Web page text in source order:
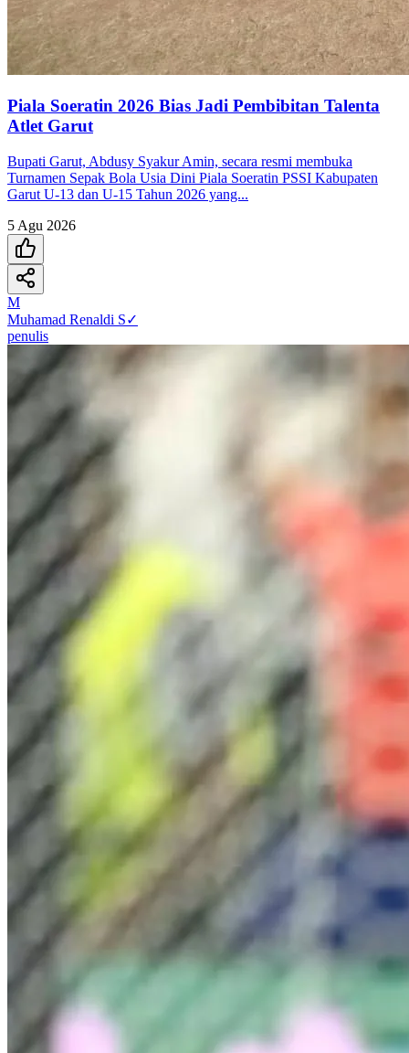
Piala Soeratin 2026 Bias Jadi Pembibitan Talenta
Atlet Garut
Bupati Garut, Abdusy Syakur Amin, secara resmi membuka
Turnamen Sepak Bola Usia Dini Piala Soeratin PSSI Kabupaten
Garut U-13 dan U-15 Tahun 2026 yang...
5 Agu 2026
M
Muhamad Renaldi S✓
penulis